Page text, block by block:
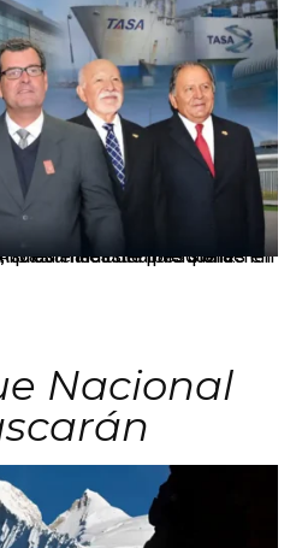
en Áncash mediante inversiones en comercio, educación, salud e industria pesquera.
Nacional